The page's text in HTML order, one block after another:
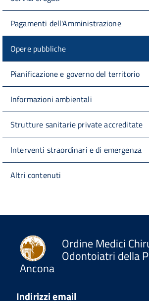
Pagamenti dell'Amministrazione
Opere pubbliche
Pianificazione e governo del territorio
Informazioni ambientali
Strutture sanitarie private accreditate
Interventi straordinari e di emergenza
Altri contenuti
Ordine Medici
Odontoiatri della
Ancona
Indirizzi email